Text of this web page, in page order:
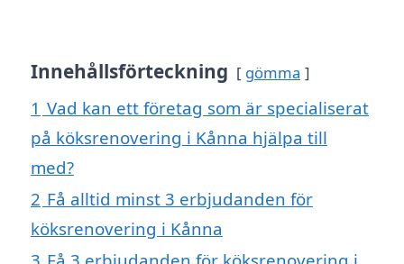
Innehållsförteckning gömma
1 Vad kan ett företag som är specialiserat
på köksrenovering i Kånna hjälpa till
med?
2 Få alltid minst 3 erbjudanden för
köksrenovering i Kånna